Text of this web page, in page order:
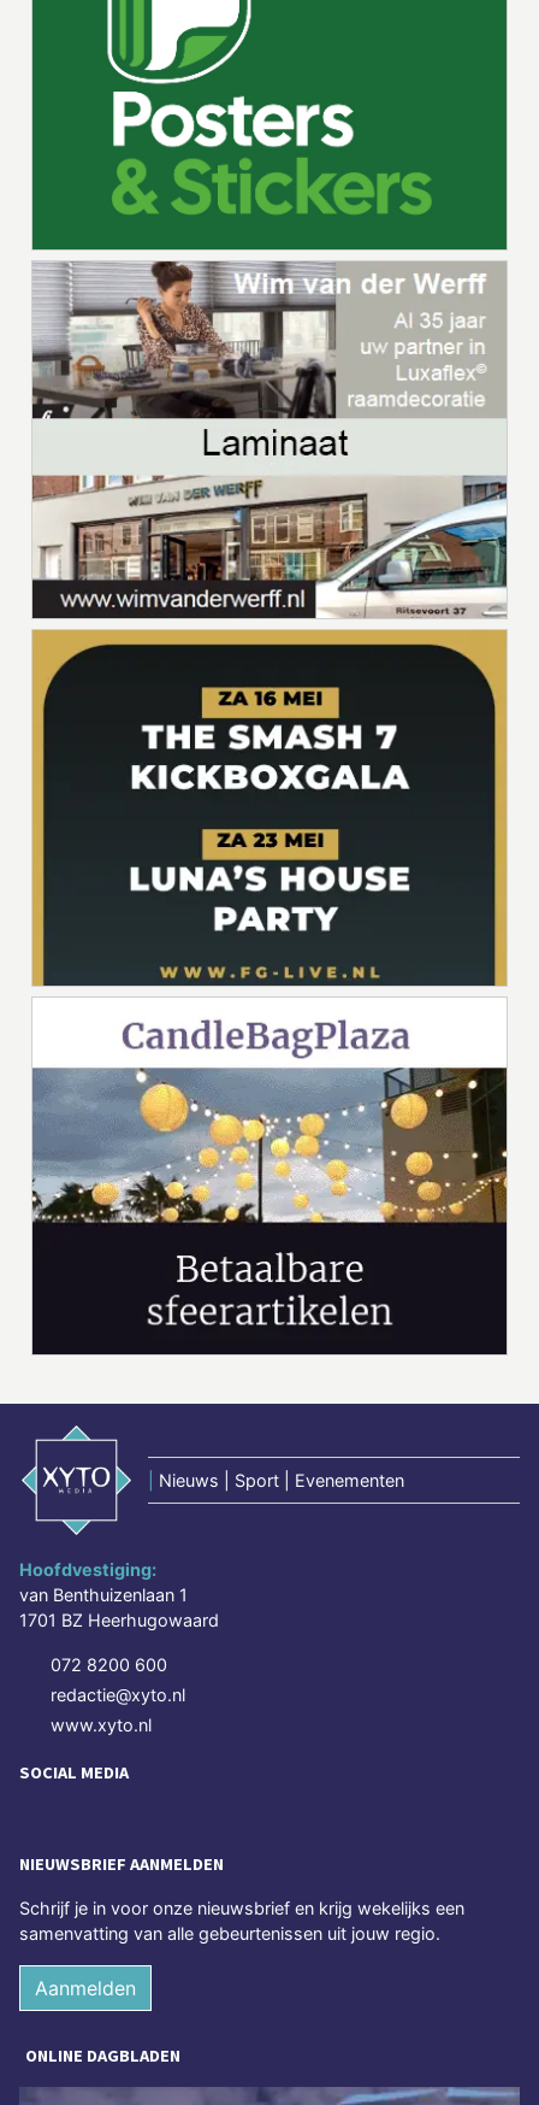
Nieuws | Sport | Evenementen
Hoofdvestiging:
van Benthuizenlaan 1
1701 BZ Heerhugowaard
072 8200 600
redactie@xyto.nl
www.xyto.nl
SOCIAL MEDIA
NIEUWSBRIEF AANMELDEN
Schrijf je in voor onze nieuwsbrief en krijg wekelijks een
samenvatting van alle gebeurtenissen uit jouw regio.
Aanmelden
ONLINE DAGBLADEN